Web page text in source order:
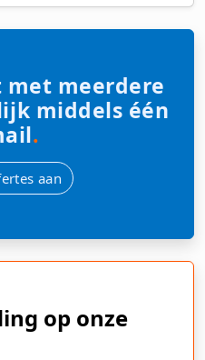
met meerdere
middels één
.
aan
op onze